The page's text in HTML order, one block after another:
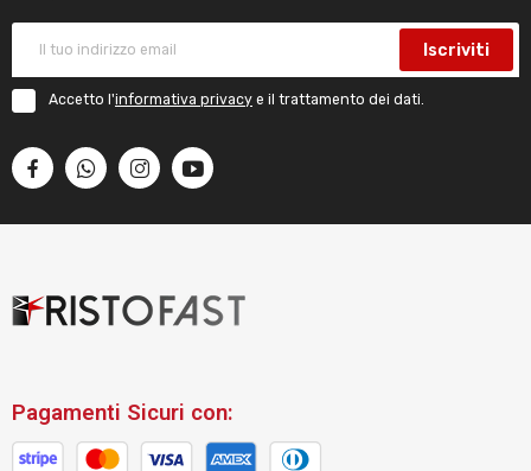
Iscriviti
Accetto l'informativa privacy e il trattamento dei dati.
Pagamenti Sicuri con: